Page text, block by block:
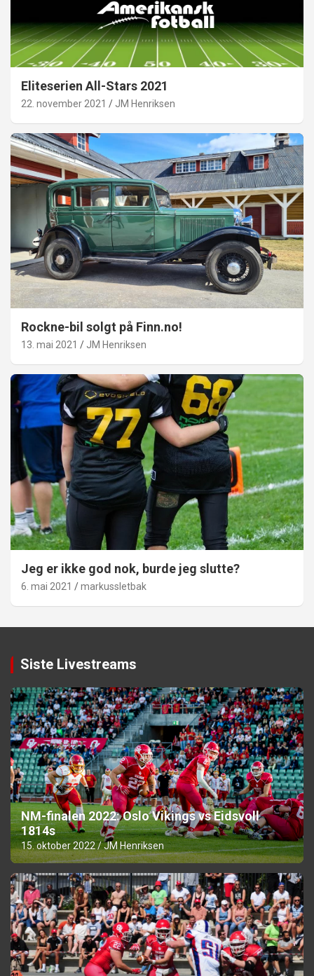
Eliteserien All-Stars 2021
22. november 2021 JM Henriksen
Rockne-bil solgt på Finn.no!
13. mai 2021 JM Henriksen
Jeg er ikke god nok, burde jeg slutte?
6. mai 2021 markussletbak
Siste Livestreams
NM-finalen 2022: Oslo Vikings vs Eidsvoll
1814s
15. oktober 2022 JM Henriksen